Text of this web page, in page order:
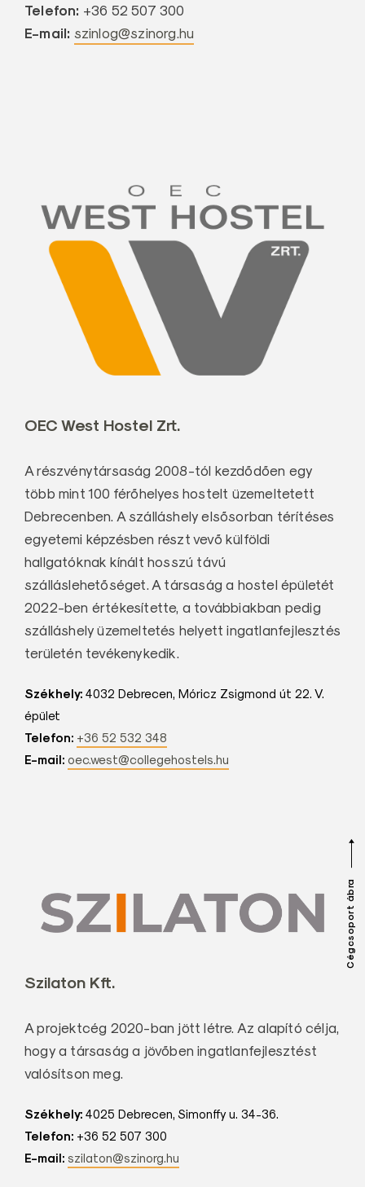
Cégcsoport ábra
Telefon: +36 52 507 300
E-mail: szinlog@szinorg.hu
OEC West Hostel Zrt.
A részvénytársaság 2008-tól kezdődően egy
több mint 100 férőhelyes hostelt üzemeltetett
Debrecenben. A szálláshely elsősorban térítéses
egyetemi képzésben részt vevő külföldi
hallgatóknak kínált hosszú távú
szálláslehetőséget. A társaság a hostel épületét
2022-ben értékesítette, a továbbiakban pedig
szálláshely üzemeltetés helyett ingatlanfejlesztés
területén tevékenykedik.
Székhely: 4032 Debrecen, Móricz Zsigmond út 22. V.
épület
Telefon: +36 52 532 348
E-mail: oec.west@collegehostels.hu
Szilaton Kft.
A projektcég 2020-ban jött létre. Az alapító célja,
hogy a társaság a jövőben ingatlanfejlesztést
valósítson meg.
Székhely: 4025 Debrecen, Simonffy u. 34-36.
Telefon: +36 52 507 300
E-mail: szilaton@szinorg.hu